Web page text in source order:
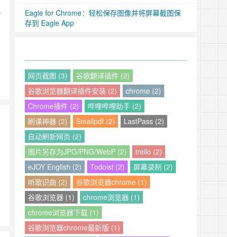
Eagle for Chrome：轻松保存图像并将屏幕截图保
存到 Eagle App
网页截图 (3)
谷歌翻译插件 (2)
谷歌浏览器翻译插件安装 (2)
chrome (2)
Chrome插件 (2)
哔哩哔哩助手 (2)
刷课神器 (2)
Smallpdf (2)
LastPass (2)
自动刷新网页 (2)
图片另存为JPG/PNG/WebP (2)
trello (2)
eJOY English (2)
Todoist (2)
屏幕录制 (2)
听歌识曲 (2)
谷歌浏览器chrome (1)
谷歌浏览器 (1)
chrome浏览器 (1)
chrome浏览器下载 (1)
谷歌浏览器chrome最新版 (1)